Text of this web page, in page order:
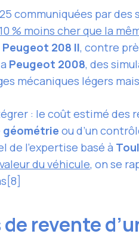
communiquées par
% moins cher que la
Peugeot 208 II, contre
Peugeot 2008, des
mécaniques légers
: le coût estimé des
géométrie ou d’un
de l’expertise basé à
du véhicule, on se
revente